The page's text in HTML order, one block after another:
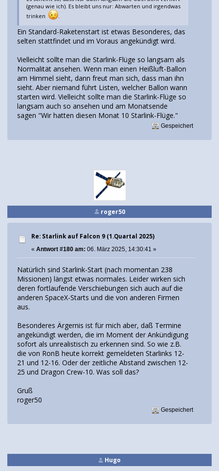
(genau wie ich). Es bleibt uns nur: Abwarten und irgendwas
trinken
Ein Standard-Raketenstart ist etwas Besonderes, das
selten stattfindet und im Voraus angekündigt wird.
Vielleicht sollte man die Starlink-Flüge so langsam als
Normalität ansehen. Wenn man einen Heißluft-Ballon
am Himmel sieht, dann freut man sich, dass man ihn
sieht. Aber niemand führt Listen, welcher Ballon wann
starten wird. Vielleicht sollte man die Starlink-Flüge so
langsam auch so ansehen und am Monatsende
sagen "Wir hatten diesen Monat 10 Starlink-Flüge."
Gespeichert
roger50
Re: Starlink auf Falcon 9 (1.Quartal 2025)
« Antwort #180 am: 06. März 2025, 14:30:41 »
Natürlich sind Starlink-Start (nach momentan 238
Missionen) längst etwas normales. Leider wirken sich
deren fortlaufende Verschiebungen sich auch auf die
anderen SpaceX-Starts und die von anderen Firmen
aus.
Besonderes Ärgernis ist für mich aber, daß Termine
angekündigt werden, die im Moment der Ankündigung
sofort als unrealistisch zu erkennen sind. So wie z.B.
die von RonB heute korrekt gemeldeten Starlinks 12-
21 und 12-16. Oder der zeitliche Abstand zwischen 12-
25 und Dragon Crew-10. Was soll das?
Gruß
roger50
Gespeichert
Hugo